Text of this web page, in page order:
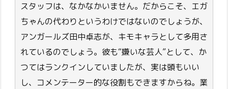
スタッフは、なかなかいません。だからこそ、エガ
ちゃんの代わりというわけではないのでしょうが、
アンガールズ田中卓志が、キモキャラとして多用さ
れているのでしょう。彼も“嫌いな芸人”として、か
つてはランクインしていましたが、実は頭もいい
し、コメンテーター的な役割もできますからね。業